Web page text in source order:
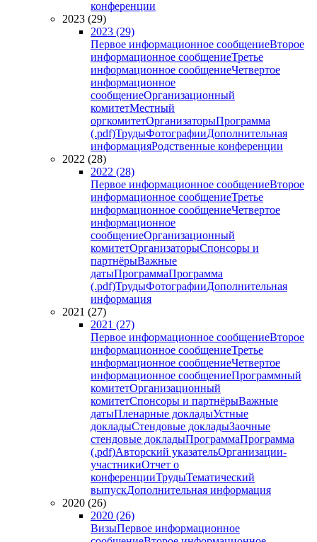
конференции
2023 (29)
2023 (29)
Первое информационное сообщениеВторое
информационное сообщениеТретье
информационное сообщениеЧетвертое
информационное
сообщениеОрганизационный
комитетМестный
оргкомитетОрганизаторыПрограмма
(.pdf)ТрудыФотографииДополнительная
информацияРодственные конференции
2022 (28)
2022 (28)
Первое информационное сообщениеВторое
информационное сообщениеТретье
информационное сообщениеЧетвертое
информационное
сообщениеОрганизационный
комитетОрганизаторыСпонсоры и
партнёрыВажные
датыПрограммаПрограмма
(.pdf)ТрудыФотографииДополнительная
информация
2021 (27)
2021 (27)
Первое информационное сообщениеВторое
информационное сообщениеТретье
информационное сообщениеЧетвертое
информационное сообщениеПрограммный
комитетОрганизационный
комитетСпонсоры и партнёрыВажные
датыПленарные докладыУстные
докладыСтендовые докладыЗаочные
стендовые докладыПрограммаПрограмма
(.pdf)Авторский указательОрганизации-
участникиОтчет о
конференцииТрудыТематический
выпускДополнительная информация
2020 (26)
2020 (26)
ВизыПервое информационное